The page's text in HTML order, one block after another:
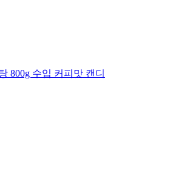
800g 수입 커피맛 캔디